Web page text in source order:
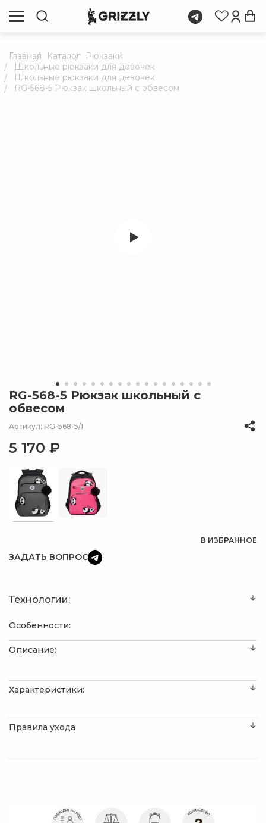
Главная Каталог
Рюкзаки
Школьные рюкзаки для девочек
Школьные рюкзаки для девочек
RG-568-5 Рюкзак школьный с обвесом
RG-568-5 Рюкзак школьный с
обвесом
Артикул: RG-568-5/1
5 170 ₽
В ИЗБРАННОЕ
ЗАДАТЬ ВОПРОС
Технологии:
Особенности:
Описание:
Характеристики:
Правила ухода